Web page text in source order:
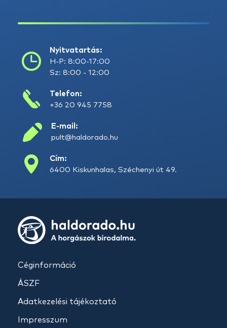
Nyitvatartás:
H-P: 8:00-17:00
Sz: 8:00 - 12:00
Telefon:
+36 20 945 7758
E-mail:
pult@haldorado.hu
Cím:
6400 Kiskunhalas, Széchenyi út 49.
Céginformáció
ÁSZF
Adatkezelési tájékoztató
Impresszum